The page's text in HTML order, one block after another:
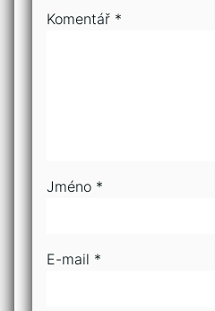
Komentář *
Jméno *
E-mail *